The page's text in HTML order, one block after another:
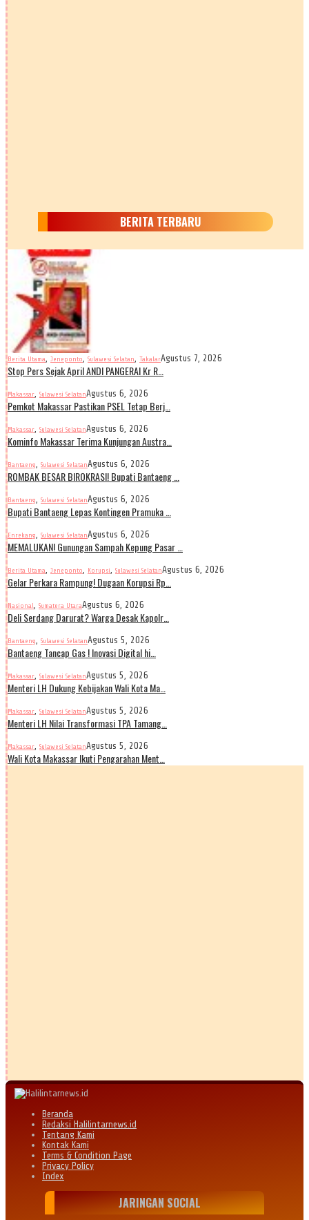
BERITA TERBARU
Berita Utama, Jeneponto, Sulawesi Selatan, TakalarAgustus 7, 2026
Stop Pers Sejak April ANDI PANGERAI Kr R…
Makassar, Sulawesi SelatanAgustus 6, 2026
Pemkot Makassar Pastikan PSEL Tetap Berj…
Makassar, Sulawesi SelatanAgustus 6, 2026
Kominfo Makassar Terima Kunjungan Austra…
Bantaeng, Sulawesi SelatanAgustus 6, 2026
ROMBAK BESAR BIROKRASI! Bupati Bantaeng …
Bantaeng, Sulawesi SelatanAgustus 6, 2026
Bupati Bantaeng Lepas Kontingen Pramuka …
Enrekang, Sulawesi SelatanAgustus 6, 2026
MEMALUKAN! Gunungan Sampah Kepung Pasar …
Berita Utama, Jeneponto, Korupsi, Sulawesi SelatanAgustus 6, 2026
Gelar Perkara Rampung! Dugaan Korupsi Rp…
Nasional, Sumatera UtaraAgustus 6, 2026
Deli Serdang Darurat? Warga Desak Kapolr…
Bantaeng, Sulawesi SelatanAgustus 5, 2026
Bantaeng Tancap Gas ! Inovasi Digital hi…
Makassar, Sulawesi SelatanAgustus 5, 2026
Menteri LH Dukung Kebijakan Wali Kota Ma…
Makassar, Sulawesi SelatanAgustus 5, 2026
Menteri LH Nilai Transformasi TPA Tamang…
Makassar, Sulawesi SelatanAgustus 5, 2026
Wali Kota Makassar Ikuti Pengarahan Ment…
Beranda
Redaksi Halilintarnews.id
Tentang Kami
Kontak Kami
Terms & Condition Page
Privacy Policy
Index
JARINGAN SOCIAL